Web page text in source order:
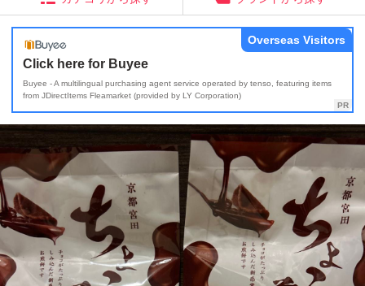
Click here for Buyee
Buyee - A multilingual purchasing agent service operated by tenso, featuring items
from JDirectItems Fleamarket (provided by LY Corporation)
Overseas Visitors